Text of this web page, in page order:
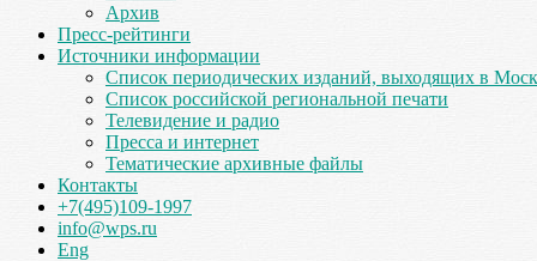
Архив
Пресс-рейтинги
Источники информации
Список периодических изданий, выходящих в
Список российской региональной печати
Телевидение и радио
Пресса и интернет
Тематические архивные файлы
Контакты
+7(495)109-1997
info@wps.ru
Eng